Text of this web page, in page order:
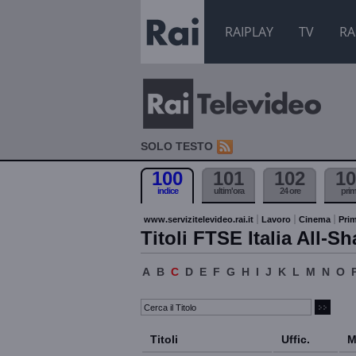
RAIPLAY TV
SOLO TESTO
100
indice
101
ultim'ora
102
24 ore
www.servizitelevideo.rai.it Lavoro Cinema
Titoli FTSE Italia All-
A B C D E F G H I J K L M N O
Titoli Uffic.